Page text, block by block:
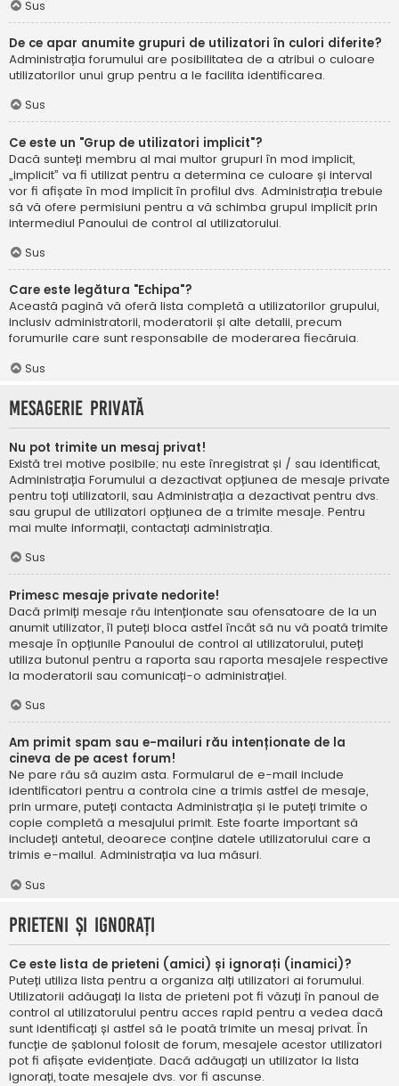
Sus
De ce apar anumite grupuri de utilizatori în culori diferite?
Administrația forumului are posibilitatea de a atribui o culoare
utilizatorilor unui grup pentru a le facilita identificarea.
Sus
Ce este un "Grup de utilizatori implicit"?
Dacă sunteți membru al mai multor grupuri în mod implicit,
„implicit” va fi utilizat pentru a determina ce culoare și interval
vor fi afișate în mod implicit în profilul dvs. Administrația trebuie
să vă ofere permisiuni pentru a vă schimba grupul implicit prin
intermediul Panoului de control al utilizatorului.
Sus
Care este legătura "Echipa"?
Această pagină vă oferă lista completă a utilizatorilor grupului,
inclusiv administratorii, moderatorii și alte detalii, precum
forumurile care sunt responsabile de moderarea fiecăruia.
Sus
Mesagerie privată
Nu pot trimite un mesaj privat!
Există trei motive posibile; nu este înregistrat și / sau identificat,
Administrația Forumului a dezactivat opțiunea de mesaje private
pentru toți utilizatorii, sau Administrația a dezactivat pentru dvs.
sau grupul de utilizatori opțiunea de a trimite mesaje. Pentru
mai multe informații, contactați administrația.
Sus
Primesc mesaje private nedorite!
Dacă primiți mesaje rău intenționate sau ofensatoare de la un
anumit utilizator, îl puteți bloca astfel încât să nu vă poată trimite
mesaje în opțiunile Panoului de control al utilizatorului, puteți
utiliza butonul pentru a raporta sau raporta mesajele respective
la moderatorii sau comunicați-o administrației.
Sus
Am primit spam sau e-mailuri rău intenționate de la
cineva de pe acest forum!
Ne pare rău să auzim asta. Formularul de e-mail include
identificatori pentru a controla cine a trimis astfel de mesaje,
prin urmare, puteți contacta Administrația și le puteți trimite o
copie completă a mesajului primit. Este foarte important să
includeți antetul, deoarece conține datele utilizatorului care a
trimis e-mailul. Administrația va lua măsuri.
Sus
Prieteni și ignorați
Ce este lista de prieteni (amici) și ignorați (inamici)?
Puteți utiliza lista pentru a organiza alți utilizatori ai forumului.
Utilizatorii adăugați la lista de prieteni pot fi văzuți în panoul de
control al utilizatorului pentru acces rapid pentru a vedea dacă
sunt identificați și astfel să le poată trimite un mesaj privat. În
funcție de șablonul folosit de forum, mesajele acestor utilizatori
pot fi afișate evidențiate. Dacă adăugați un utilizator la lista
ignorați, toate mesajele dvs. vor fi ascunse.